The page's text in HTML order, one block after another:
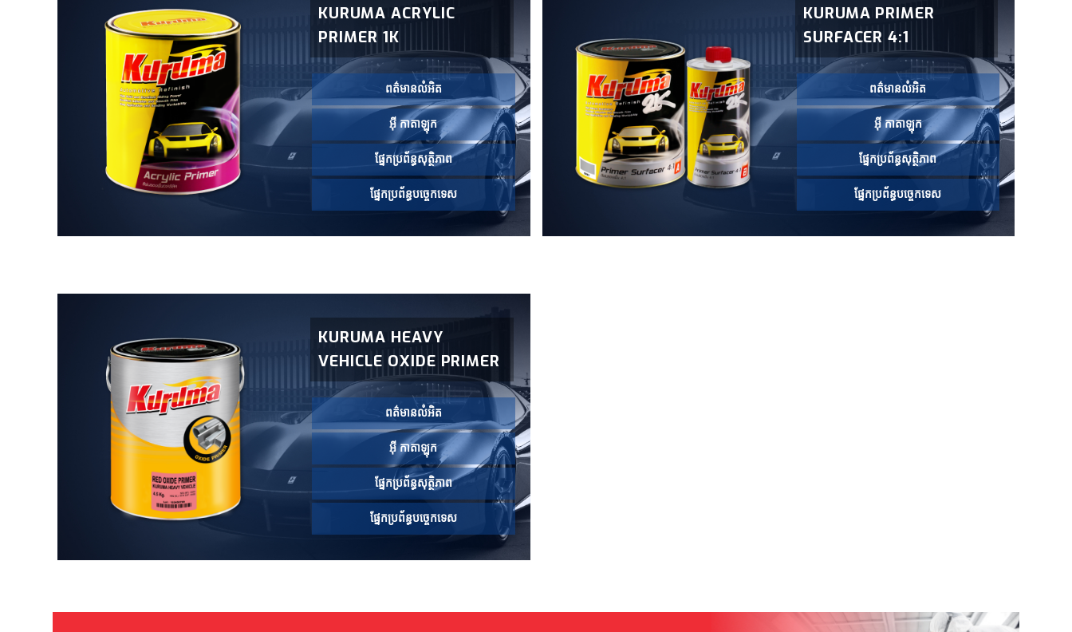
KURUMA ACRYLIC
PRIMER 1K
ពត៌មានលំអិត
អ៊ី កាតាឡុក
ផ្នែកប្រព័ន្ធសុត្ថិភាព
ផ្នែកប្រព័ន្ធបច្ចេកទេស
KURUMA PRIMER
SURFACER 4:1
ពត៌មានលំអិត
អ៊ី កាតាឡុក
ផ្នែកប្រព័ន្ធសុត្ថិភាព
ផ្នែកប្រព័ន្ធបច្ចេកទេស
KURUMA HEAVY
VEHICLE OXIDE PRIMER
ពត៌មានលំអិត
អ៊ី កាតាឡុក
ផ្នែកប្រព័ន្ធសុត្ថិភាព
ផ្នែកប្រព័ន្ធបច្ចេកទេស